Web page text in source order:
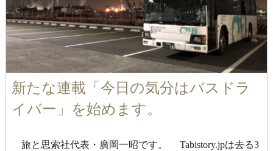
新たな連載「今日の気分はバスドラ
イバー」を始めます。
旅と思索社代表・廣岡一昭です。 Tabistory.jpは去る3